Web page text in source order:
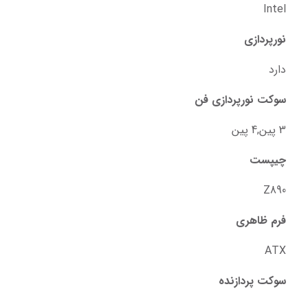
Intel
نورپردازی
دارد
سوکت نورپردازی فن
3 پین,4 پین
چیپست
Z890
فرم ظاهری
ATX
سوکت پردازنده